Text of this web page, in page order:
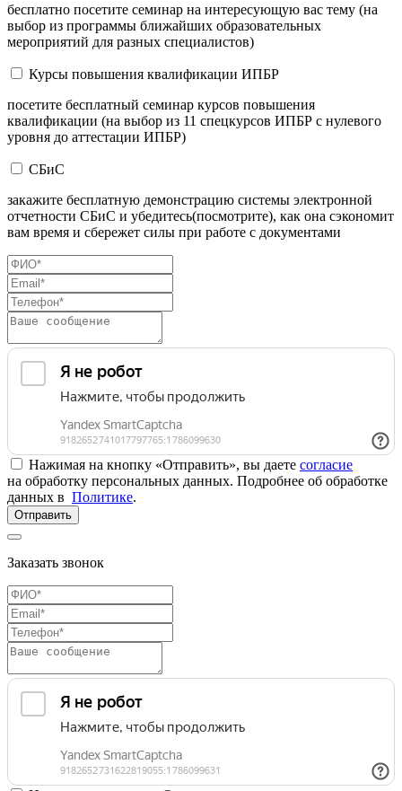
бесплатно посетите семинар на интересующую вас тему (на
выбор из программы ближайших образовательных
мероприятий для разных специалистов)
Курсы повышения квалификации ИПБР
посетите бесплатный семинар курсов повышения
квалификации (на выбор из 11 спецкурсов ИПБР с нулевого
уровня до аттестации ИПБР)
СБиС
закажите бесплатную демонстрацию системы электронной
отчетности СБиС и убедитесь(посмотрите), как она сэкономит
вам время и сбережет силы при работе с документами
Нажимая на кнопку «Отправить», вы даете согласие
на обработку персональных данных. Подробнее об обработке
данных в Политике.
Отправить
Заказать звонок